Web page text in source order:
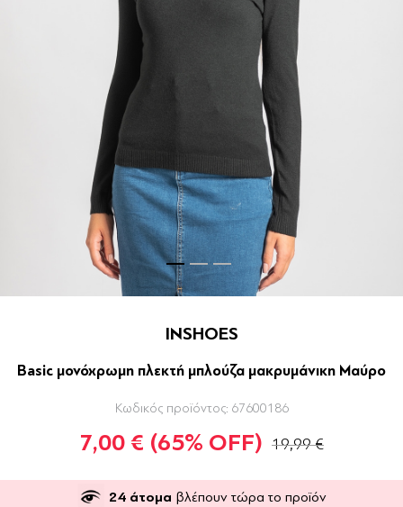
INSHOES
Basic μονόχρωμη πλεκτή μπλούζα μακρυμάνικη Μαύρο
Κωδικός προϊόντος: 67600186
7,00 € (65% OFF) 19,99 €
24 άτομα βλέπουν τώρα το προϊόν